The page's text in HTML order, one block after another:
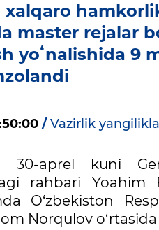
xalqaro
master rejalar
yoʻnalishida 9
/ Vazirlik
30-aprel kuni
rahbari
O‘zbekiston
Norqulov